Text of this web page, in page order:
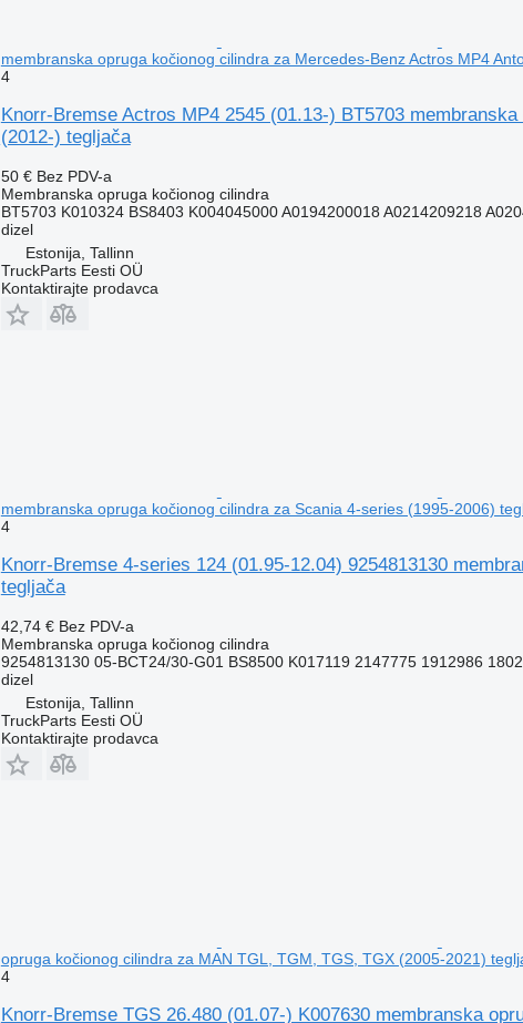
membranska opruga kočionog cilindra za Mercedes-Benz Actros MP4
4
Knorr-Bremse Actros MP4 2545 (01.13-) BT5703
(2012-) tegljača
50 € Bez PDV-a
Membranska opruga kočionog cilindra
BT5703 K010324 BS8403 K004045000 A0194200018 A0214209218
dizel
Estonija, Tallinn
TruckParts Eesti OÜ
Kontaktirajte prodavca
membranska opruga kočionog cilindra za Scania 4-series (1995-2006)
4
Knorr-Bremse 4-series 124 (01.95-12.04) 9254813130
tegljača
42,74 € Bez PDV-a
Membranska opruga kočionog cilindra
9254813130 05-BCT24/30-G01 BS8500 K017119 2147775 1912986
dizel
Estonija, Tallinn
TruckParts Eesti OÜ
Kontaktirajte prodavca
opruga kočionog cilindra za MAN TGL, TGM, TGS, TGX (2005-2021)
4
Knorr-Bremse TGS 26.480 (01.07-) K007630 membranska